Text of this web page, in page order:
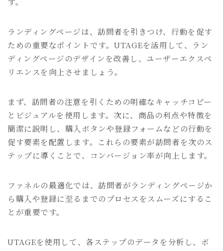
ランディングページは、訪問者を引きつけ、行動を促す
ための重要なポイントです。UTAGEを活用して、ラン
ディングページのデザインを改善し、ユーザーエクスペ
リエンスを向上させましょう。
まず、訪問者の注意を引くための明確なキャッチコピー
とビジュアルを使用します。次に、商品の利点や特徴を
簡潔に説明し、購入ボタンや登録フォームなどの行動を
促す要素を配置します。これらの要素が訪問者を次のス
テップに導くことで、コンバージョン率が向上します。
ファネルの最適化では、訪問者がランディングページか
ら購入や登録に至るまでのプロセスをスムーズにするこ
とが重要です。
UTAGEを使用して、各ステップのデータを分析し、ボ